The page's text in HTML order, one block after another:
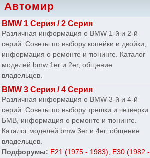
Автомир
BMW 1 Серия / 2 Серия
Различная информация о BMW 1-й и 2-й
серий. Советы по выбору копейки и двойки,
информация о ремонте и тюнинге. Каталог
моделей bmw 1er и 2er, общение
владельцев.
BMW 3 Серия / 4 Серия
Различная информация о BMW 3-й и 4-й
серий. Советы по выбору трешки и четверки
БМВ, информация о ремонте и тюнинге.
Каталог моделей bmw 3er и 4er, общение
владельцев.
Подфорумы: E21 (1975 - 1983), E30 (1982 -